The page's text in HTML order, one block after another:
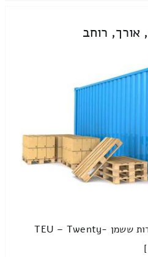
אורך, רוחב
נפח של מכולה נמדד ביחידות ששמן TEU – Twenty-